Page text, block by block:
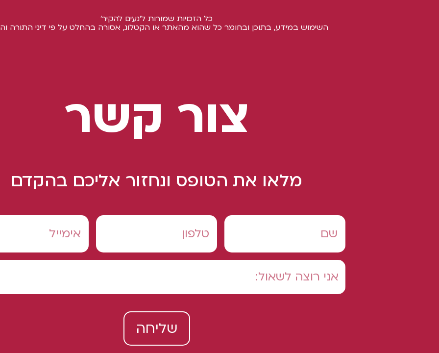
כל הזכויות שמורות ל'נעים להקיר'
השימוש במידע, בתוכן ובחומר כל שהוא מהאתר או הקטלוג, אסורה בהחלט על פי דיני התורה
צור קשר
מלאו את הטופס ונחזור אליכם בהקדם
שליחה